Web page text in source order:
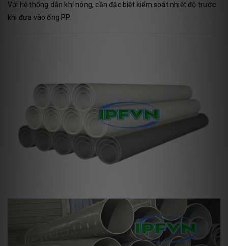
Với hệ thống dẫn khí nóng, cần đặc biệt kiểm soát nhiệt độ trước
khi đưa vào ống PP.